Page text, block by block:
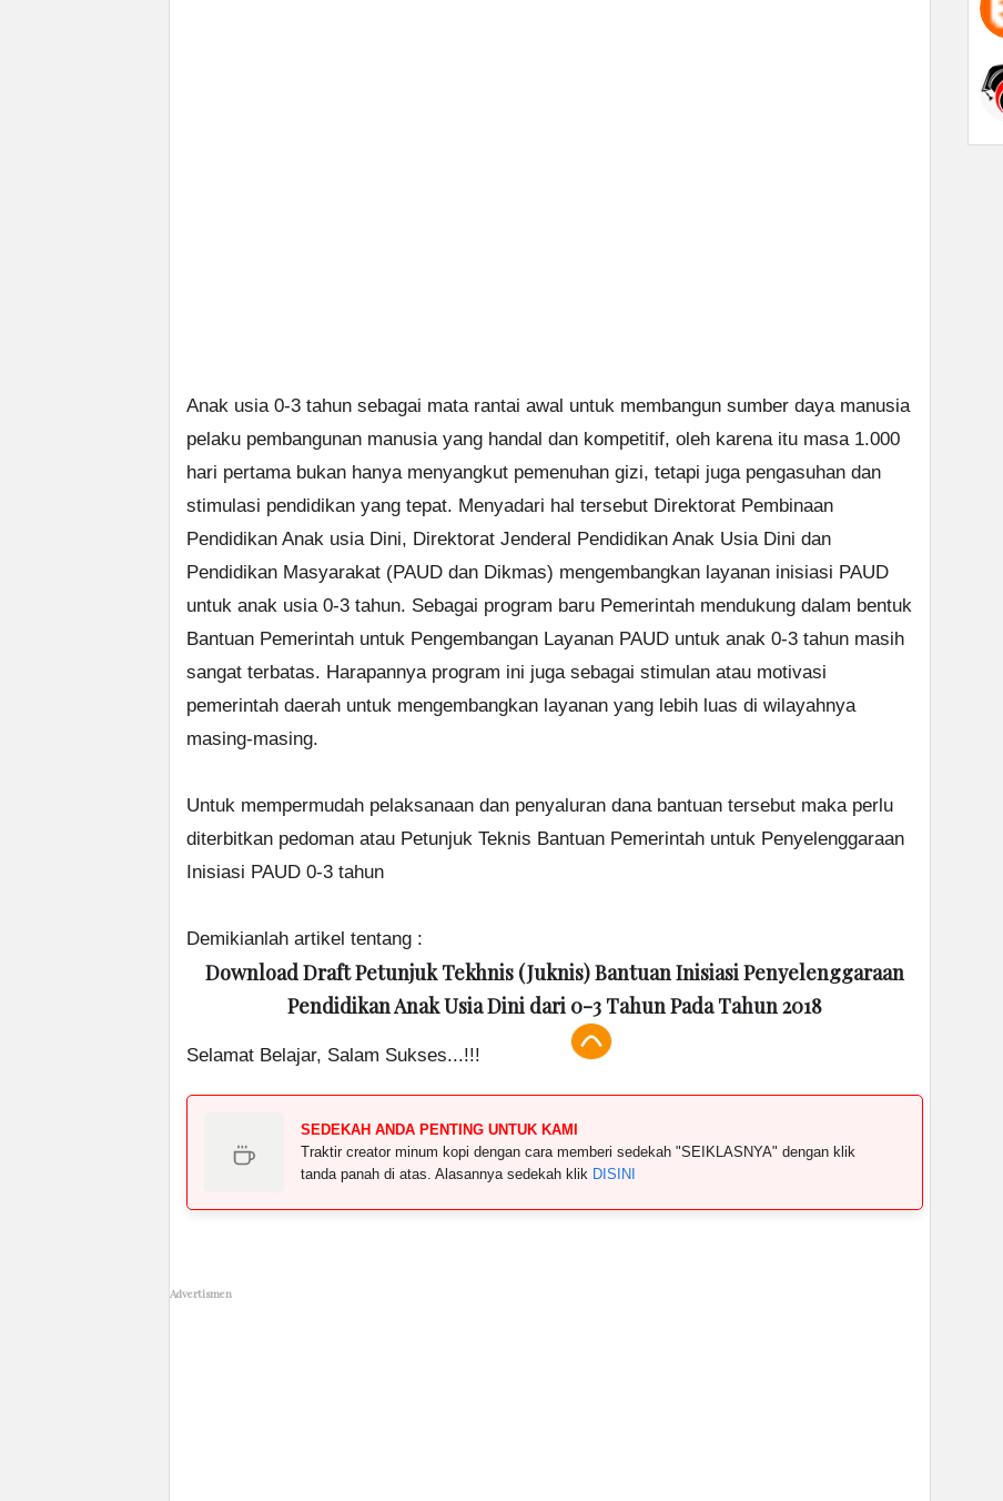
Anak usia 0-3 tahun sebagai mata rantai awal untuk membangun sumber daya manusia
pelaku pembangunan manusia yang handal dan kompetitif, oleh karena itu masa 1.000
hari pertama bukan hanya menyangkut pemenuhan gizi, tetapi juga pengasuhan dan
stimulasi pendidikan yang tepat. Menyadari hal tersebut Direktorat Pembinaan
Pendidikan Anak usia Dini, Direktorat Jenderal Pendidikan Anak Usia Dini dan
Pendidikan Masyarakat (PAUD dan Dikmas) mengembangkan layanan inisiasi PAUD
untuk anak usia 0-3 tahun. Sebagai program baru Pemerintah mendukung dalam bentuk
Bantuan Pemerintah untuk Pengembangan Layanan PAUD untuk anak 0-3 tahun masih
sangat terbatas. Harapannya program ini juga sebagai stimulan atau motivasi
pemerintah daerah untuk mengembangkan layanan yang lebih luas di wilayahnya
masing-masing.
Untuk mempermudah pelaksanaan dan penyaluran dana bantuan tersebut maka perlu
diterbitkan pedoman atau Petunjuk Teknis Bantuan Pemerintah untuk Penyelenggaraan
Inisiasi PAUD 0-3 tahun
Demikianlah artikel tentang :
Download Draft Petunjuk Tekhnis (Juknis) Bantuan Inisiasi Penyelenggaraan
Pendidikan Anak Usia Dini dari 0-3 Tahun Pada Tahun 2018
Selamat Belajar, Salam Sukses...!!!
SEDEKAH ANDA PENTING UNTUK KAMI
Traktir creator minum kopi dengan cara memberi sedekah "SEIKLASNYA" dengan klik
tanda panah di atas. Alasannya sedekah klik DISINI
Advertismen